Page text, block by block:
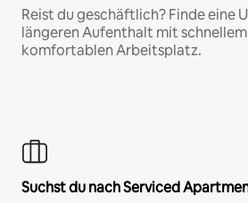
Reist du geschäftlich? Finde eine
längeren Aufenthalt mit
komfortablen Arbeitsplatz.
Suchst du nach Serviced